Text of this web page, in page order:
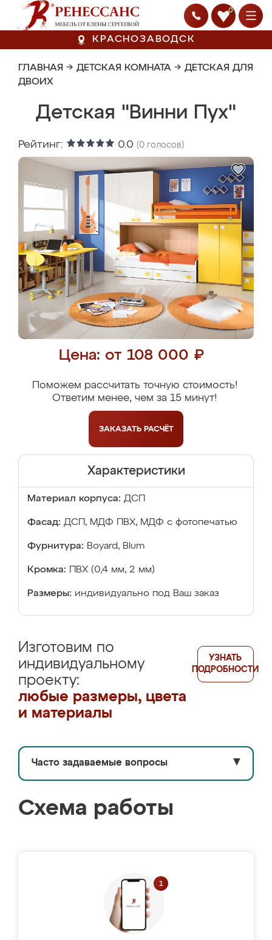
0
КРАСНОЗАВОДСК
ГЛАВНАЯ → ДЕТСКАЯ КОМНАТА → ДЕТСКАЯ ДЛЯ
ДВОИХ
Детская "Винни Пух"
Рейтинг: 0.0 (0 голосов)
Цена: от 108 000 ₽
Поможем рассчитать точную стоимость!
Ответим менее, чем за 15 минут!
ЗАКАЗАТЬ РАСЧЁТ
Характеристики
Материал корпуса: ДСП
Фасад: ДСП, МДФ ПВХ, МДФ с фотопечатью
Фурнитура: Boyard, Blum
Кромка: ПВХ (0,4 мм, 2 мм)
Размеры: индивидуально под Ваш заказ
Изготовим по
индивидуальному
проекту:
любые размеры, цвета
и материалы
УЗНАТЬ
ПОДРОБНОСТИ
Часто задаваемые вопросы ▼
Схема работы